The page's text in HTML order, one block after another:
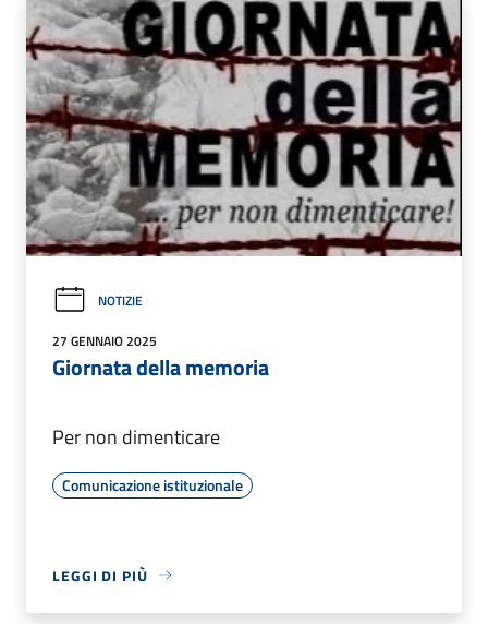
NOTIZIE
27 GENNAIO 2025
Giornata della memoria
Per non dimenticare
Comunicazione istituzionale
LEGGI DI PIÙ